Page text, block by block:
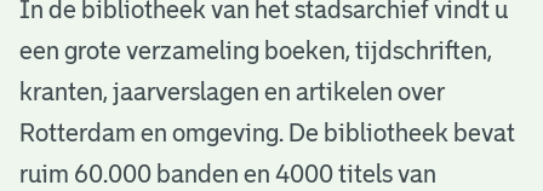
B
b
In de bibliotheek van het stadsarchief vindt u
een grote verzameling boeken, tijdschriften,
kranten, jaarverslagen en artikelen over
Rotterdam en omgeving. De bibliotheek bevat
ruim 60.000 banden en 4000 titels van